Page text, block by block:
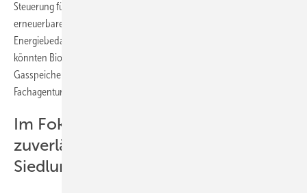
Steuerung für eine vollständig automatisierte Anlage, die
erneuerbaren Strom und Wärme bedarfsgerecht liefert. Dank
Energiebedarfsprognosen und einer angepassten, flexiblen Fütterung
könnten Biogasanlagenbetreiber zudem Investitionen in größere
Gasspeicher einsparen, heißt es in einer Presseinformation der
Fachagentur für Nachwachsende Rohstoffe (FNR).
Im Fokus stehen Residuallast und
zuverlässige Wärmeversorgung einer
Siedlung